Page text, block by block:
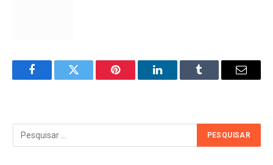
FacebookTwitter Pinterest LinkedInTumblr Email